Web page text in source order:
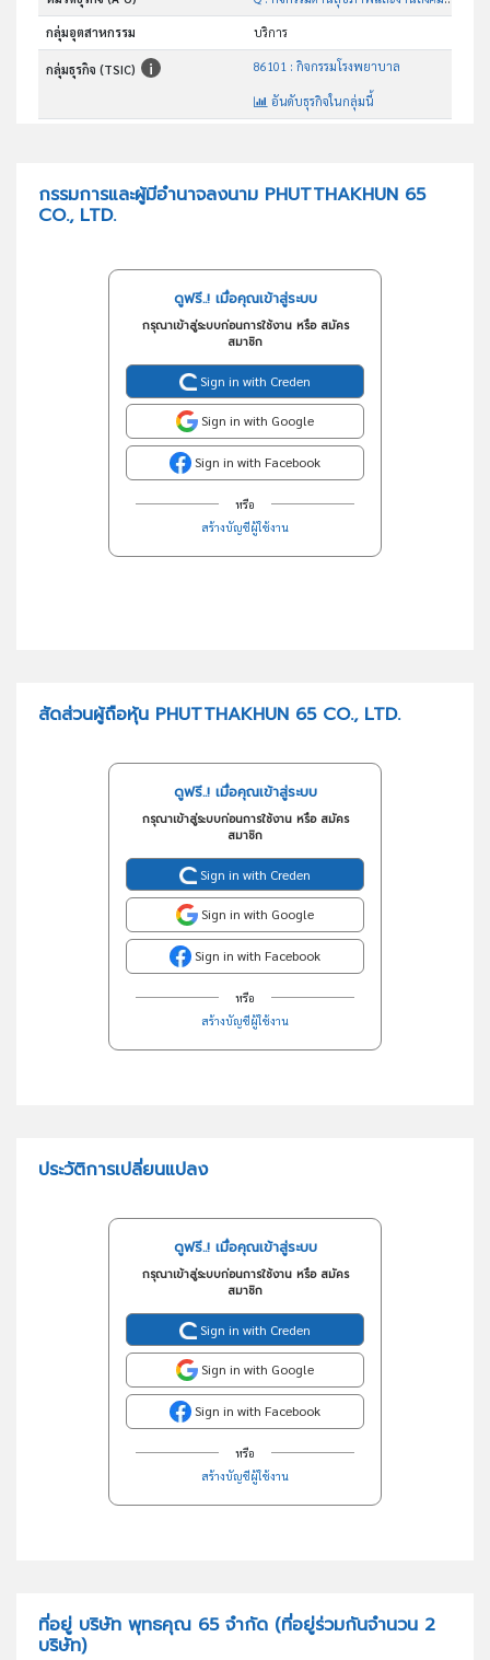
กลุ่มอุตสาหกรรม บริการ
กลุ่มธุรกิจ (TSIC) 86101 : กิจกรรมโรงพยาบาล
อันดับธุรกิจในกลุ่มนี้
กรรมการและผู้มีอำนาจลงนาม PHUTTHAKHUN 65
CO., LTD.
ดูฟรี..! เมื่อคุณเข้าสู่ระบบ
กรุณาเข้าสู่ระบบก่อนการใช้งาน หรือ สมัคร
สมาชิก
Sign in with Creden
Sign in with Google
Sign in with Facebook
หรือ
สร้างบัญชีผู้ใช้งาน
สัดส่วนผู้ถือหุ้น PHUTTHAKHUN 65 CO., LTD.
ดูฟรี..! เมื่อคุณเข้าสู่ระบบ
กรุณาเข้าสู่ระบบก่อนการใช้งาน หรือ สมัคร
สมาชิก
Sign in with Creden
Sign in with Google
Sign in with Facebook
หรือ
สร้างบัญชีผู้ใช้งาน
ประวัติการเปลี่ยนแปลง
ดูฟรี..! เมื่อคุณเข้าสู่ระบบ
กรุณาเข้าสู่ระบบก่อนการใช้งาน หรือ สมัคร
สมาชิก
Sign in with Creden
Sign in with Google
Sign in with Facebook
หรือ
สร้างบัญชีผู้ใช้งาน
ที่อยู่ บริษัท พุทธคุณ 65 จำกัด (ที่อยู่ร่วมกันจำนวน 2
บริษัท)